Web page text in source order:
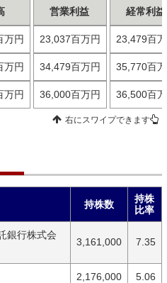
万円
万円
万円
営業利益
23,037百万円
34,479百万円
36,000百万円
経常利益
23,479百
35,770百
36,500百
右にスワイプできます
持株数
持株
比率
銀行株式会
3,161,000 7.35
2,176,000 5.06